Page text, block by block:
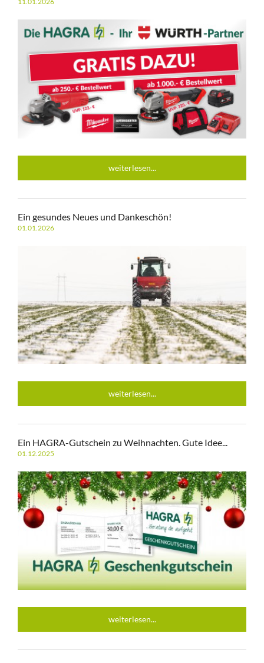
weiterlesen...
Ein gesundes Neues und Dankeschön!
01.01.2026
weiterlesen...
Ein HAGRA-Gutschein zu Weihnachten. Gute Idee...
01.12.2025
weiterlesen...